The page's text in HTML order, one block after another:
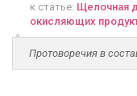
к статье: Щелочная
окисляющих
Протоворечия в